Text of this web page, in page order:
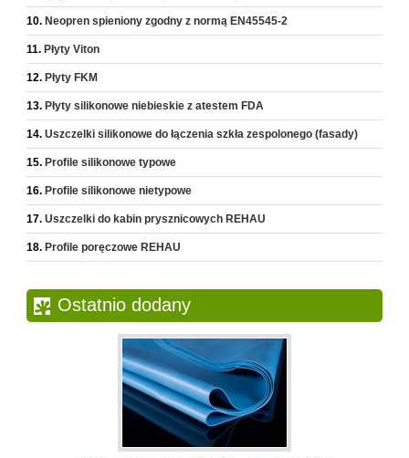
Neopren spieniony zgodny z normą EN45545-2
Płyty Viton
Płyty FKM
Płyty silikonowe niebieskie z atestem FDA
Uszczelki silikonowe do łączenia szkła zespolonego (fasady)
Profile silikonowe typowe
Profile silikonowe nietypowe
Uszczelki do kabin prysznicowych REHAU
Profile poręczowe REHAU
Ostatnio dodany